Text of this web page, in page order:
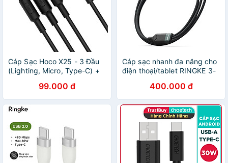
Cáp Sạc Hoco X25 - 3 Đầu
(Lighting, Micro, Type-C) +
Thoại Chữ O - Hàng Chính
Hãng
99.000 đ
Cáp sạc nhanh đa năng cho
điện thoại/tablet RINGKE 3-
Cable 1.2M - Hàng Chính
Hãng
400.000 đ